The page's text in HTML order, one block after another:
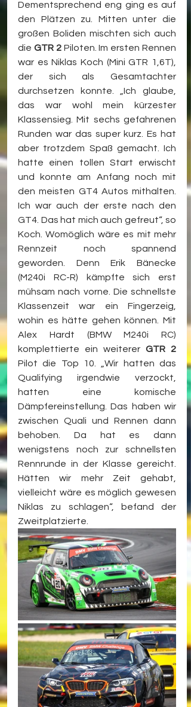
Dementsprechend eng ging es auf
den Plätzen zu. Mitten unter die
großen Boliden mischten sich auch
die GTR 2 Piloten. Im ersten Rennen
war es Niklas Koch (Mini GTR 1,6T),
der sich als Gesamtachter
durchsetzen konnte. „Ich glaube,
das war wohl mein kürzester
Klassensieg. Mit sechs gefahrenen
Runden war das super kurz. Es hat
aber trotzdem Spaß gemacht. Ich
hatte einen tollen Start erwischt
und konnte am Anfang noch mit
den meisten GT4 Autos mithalten.
Ich war auch der erste nach den
GT4. Das hat mich auch gefreut“, so
Koch. Womöglich wäre es mit mehr
Rennzeit noch spannend
geworden. Denn Erik Bänecke
(M240i RC-R) kämpfte sich erst
mühsam nach vorne. Die schnellste
Klassenzeit war ein Fingerzeig,
wohin es hätte gehen können. Mit
Alex Hardt (BMW M240i RC)
komplettierte ein weiterer GTR 2
Pilot die Top 10. „Wir hatten das
Qualifying irgendwie verzockt,
hatten eine komische
Dämpfereinstellung. Das haben wir
zwischen Quali und Rennen dann
behoben. Da hat es dann
wenigstens noch zur schnellsten
Rennrunde in der Klasse gereicht.
Hätten wir mehr Zeit gehabt,
vielleicht wäre es möglich gewesen
Niklas zu schlagen“, befand der
Zweitplatzierte.